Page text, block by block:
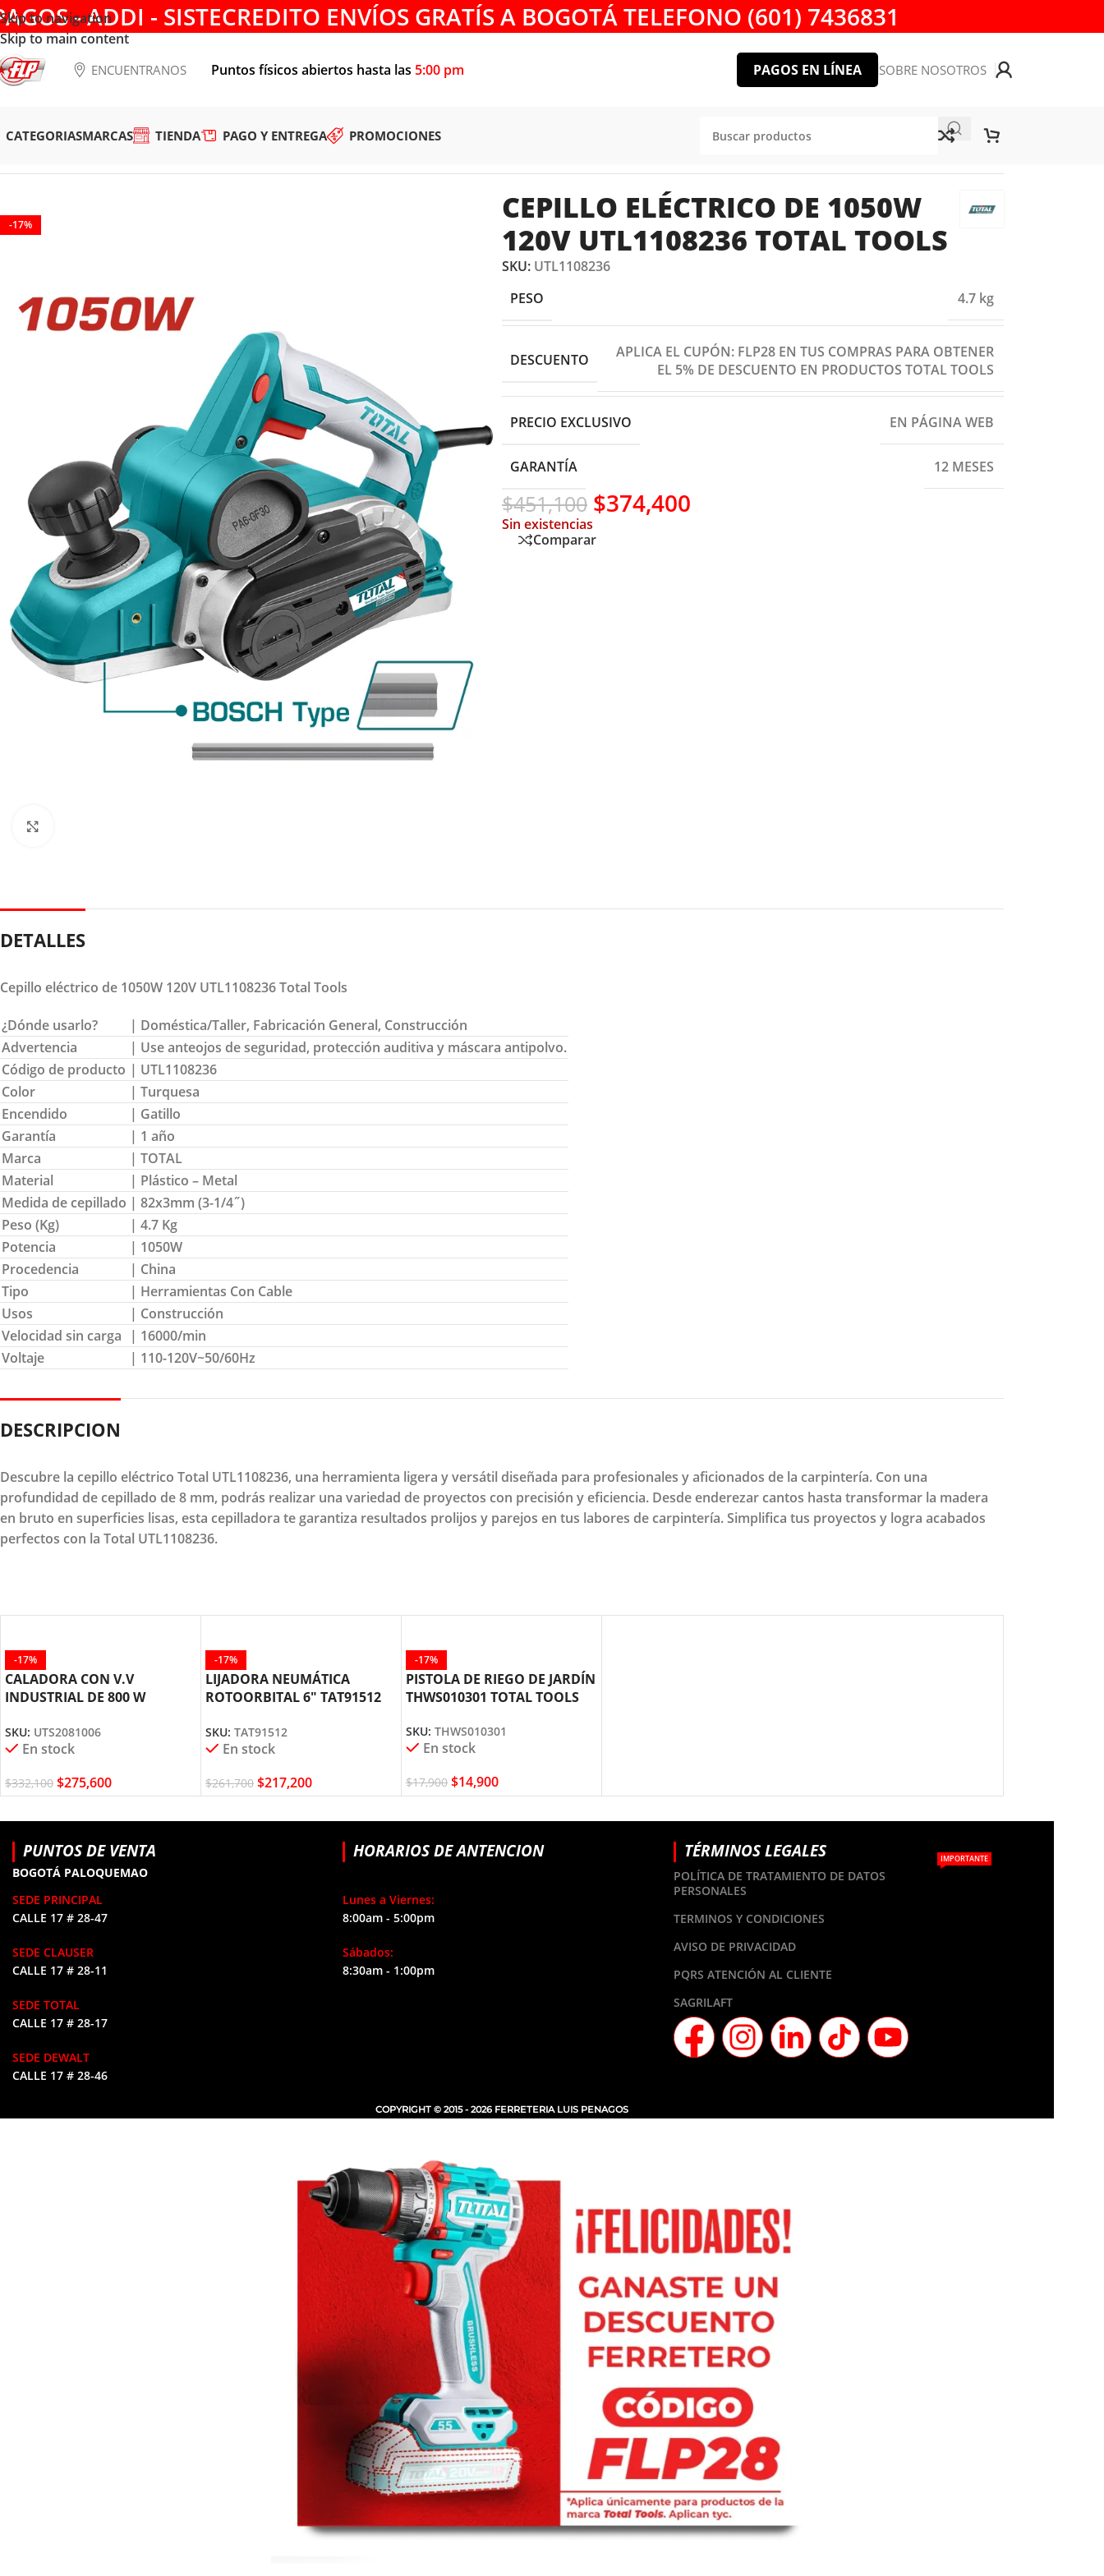
Skip to navigation
Skip to main content
- ADDI - SISTECREDITO ENVÍOS GRATÍS A BOGOTÁ TELEFONO (601) 7436831
ENCUENTRANOS Puntos físicos abiertos hasta las 5:00 pm PAGOS EN LÍNEA SOBRE NOSOTROS
CATEGORIASMARCAS TIENDA PAGO Y ENTREGA PROMOCIONES
-17%
CEPILLO ELÉCTRICO DE 1050W
120V UTL1108236 TOTAL TOOLS
SKU: UTL1108236
PESO
4.7 kg
DESCUENTO
APLICA EL CUPÓN: FLP28 EN TUS COMPRAS PARA OBTENER
EL 5% DE DESCUENTO EN PRODUCTOS TOTAL TOOLS
PRECIO EXCLUSIVO EN PÁGINA WEB
GARANTÍA 12 MESES
$451,100 $374,400
Sin existencias
Comparar
DETALLES
Cepillo eléctrico de 1050W 120V UTL1108236 Total Tools
¿Dónde usarlo?
| Doméstica/Taller, Fabricación General, Construcción
Advertencia
| Use anteojos de seguridad, protección auditiva y máscara antipolvo.
Código de producto | UTL1108236
Color
| Turquesa
Encendido
| Gatillo
Garantía
| 1 año
Marca
| TOTAL
Material
| Plástico – Metal
Medida de cepillado | 82x3mm (3-1/4˝)
Peso (Kg)
| 4.7 Kg
Potencia
| 1050W
Procedencia
| China
Tipo
| Herramientas Con Cable
Usos
| Construcción
Velocidad sin carga
| 16000/min
Voltaje
| 110-120V~50/60Hz
DESCRIPCION
Descubre la cepillo eléctrico Total UTL1108236, una herramienta ligera y versátil diseñada para profesionales y aficionados de la carpintería. Con una
profundidad de cepillado de 8 mm, podrás realizar una variedad de proyectos con precisión y eficiencia. Desde enderezar cantos hasta transformar la madera
en bruto en superficies lisas, esta cepilladora te garantiza resultados prolijos y parejos en tus labores de carpintería. Simplifica tus proyectos y logra acabados
perfectos con la Total UTL1108236.
-17%
CALADORA CON V.V
INDUSTRIAL DE 800 W
SKU: UTS2081006
En stock
$332,100 $275,600
-17%
LIJADORA NEUMÁTICA
ROTOORBITAL 6″ TAT91512
SKU: TAT91512
En stock
$261,700 $217,200
-17%
PISTOLA DE RIEGO DE JARDÍN
THWS010301 TOTAL TOOLS
SKU: THWS010301
En stock
$17,900 $14,900
PUNTOS DE VENTA
BOGOTÁ PALOQUEMAO
SEDE PRINCIPAL
CALLE 17 # 28-47
SEDE CLAUSER
CALLE 17 # 28-11
SEDE TOTAL
CALLE 17 # 28-17
SEDE DEWALT
CALLE 17 # 28-46
HORARIOS DE ANTENCION
Lunes a Viernes:
8:00am - 5:00pm
Sábados:
8:30am - 1:00pm
TÉRMINOS LEGALES
POLÍTICA DE TRATAMIENTO DE DATOS
PERSONALES
IMPORTANTE
TERMINOS Y CONDICIONES
AVISO DE PRIVACIDAD
PQRS ATENCIÓN AL CLIENTE
SAGRILAFT
COPYRIGHT © 2015 - 2026 FERRETERIA LUIS PENAGOS